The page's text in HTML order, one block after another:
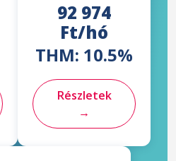
92 974
Ft/hó
THM: 10.5%
Részletek
→